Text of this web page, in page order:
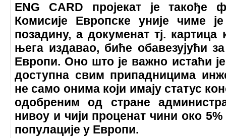
ENG CARD пројекат је такође
Комисије Европске уније чиме
позадину, а докуменат тј.
њега издавао, биће обавезујући
Европи. Оно што је важно истаћи
доступна свим припадницима
не само онима који имају статус
одобреним од стране
нивоу и чији проценат чини око
популације у Европи.